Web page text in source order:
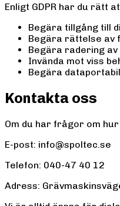
Enligt GDPR har du rätt
Begära tillgång till
Begära rättelse av
Begära radering
Invända mot viss
Begära
Kontakta oss
Om du har frågor om
E-post: info@spoltec.se
Telefon: 040-47 40 12
Adress: